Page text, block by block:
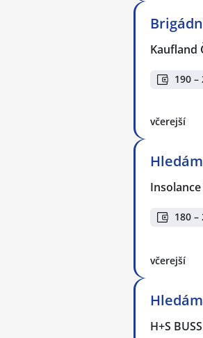
Kaufland
190 –
včerejší
180 –
včerejší
H+S